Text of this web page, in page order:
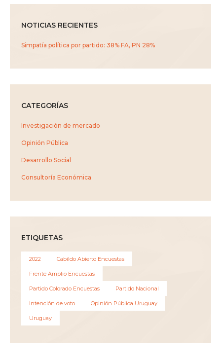
NOTICIAS RECIENTES
Simpatía política por partido: 38% FA, PN 28%
CATEGORÍAS
Investigación de mercado
Opinión Pública
Desarrollo Social
Consultoría Económica
ETIQUETAS
2022 Cabildo Abierto Encuestas
Frente Amplio Encuestas
Partido Colorado Encuestas Partido Nacional
Intención de voto Opinión Pública Uruguay
Uruguay